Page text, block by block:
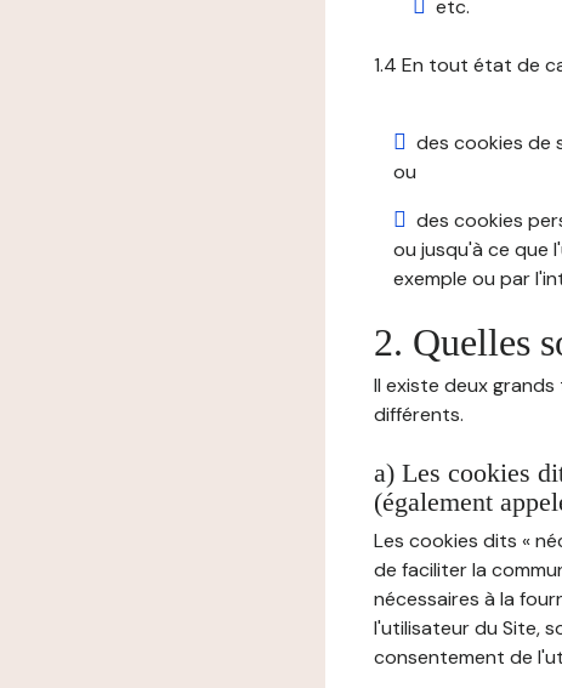
etc.
1.4 En tout état de
des cookies de
ou
des cookies
ou jusqu'à ce que
exemple ou par
2. Quelles
Il existe deux
différents.
a) Les cookies
(également
Les cookies dits «
de faciliter la
nécessaires à la
l'utilisateur du Site,
consentement de